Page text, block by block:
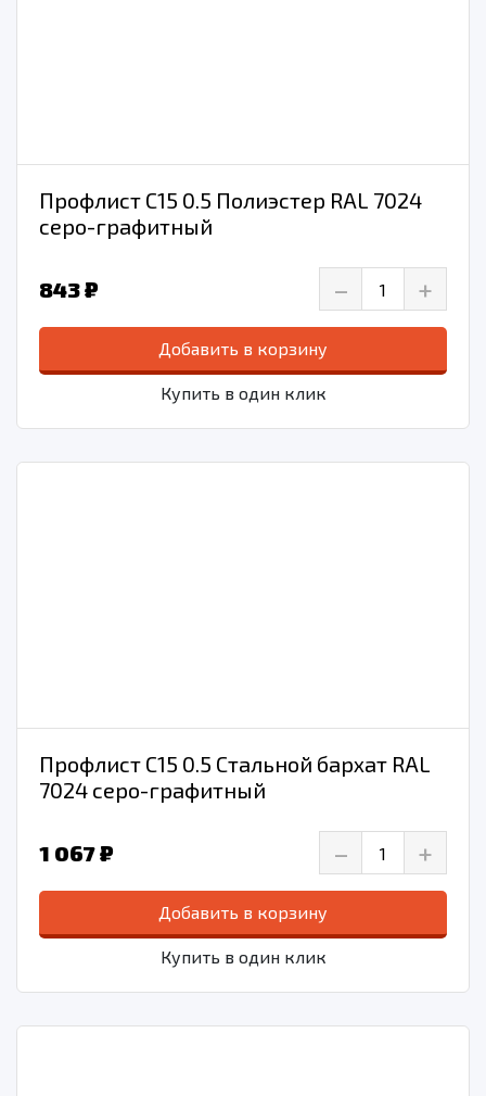
Профлист С15 0.5 Полиэстер RAL 7024
серо-графитный
843 ₽ – +
Добавить в корзину
Купить в один клик
Профлист С15 0.5 Стальной бархат RAL
7024 серо-графитный
1 067 ₽ – +
Добавить в корзину
Купить в один клик